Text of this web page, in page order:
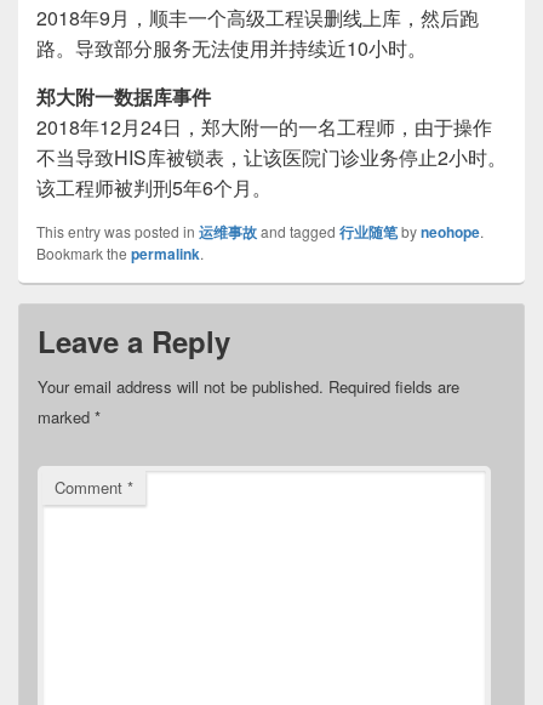
2018年9月，顺丰一个高级工程误删线上库，然后跑
路。导致部分服务无法使用并持续近10小时。
郑大附一数据库事件
2018年12月24日，郑大附一的一名工程师，由于操作
不当导致HIS库被锁表，让该医院门诊业务停止2小时。
该工程师被判刑5年6个月。
This entry was posted in 运维事故and tagged 行业随笔byneohope.
Bookmark the permalink.
Leave a Reply
Your email address will not be published. Required fields are
marked *
Comment *